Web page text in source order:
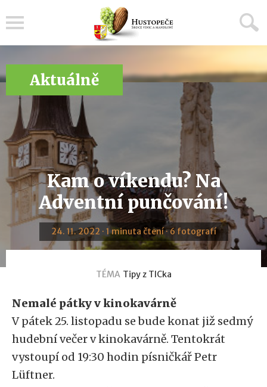
Aktuálně
Kam o víkendu? Na
Adventní punčování!
24. 11. 2022 · 1 minuta čtení · 6 fotografí
TÉMA Tipy z TICka
Nemalé pátky v kinokavárně
V pátek 25. listopadu se bude konat již sedmý
hudební večer v kinokavárně. Tentokrát
vystoupí od 19:30 hodin písničkář Petr
Lüftner.